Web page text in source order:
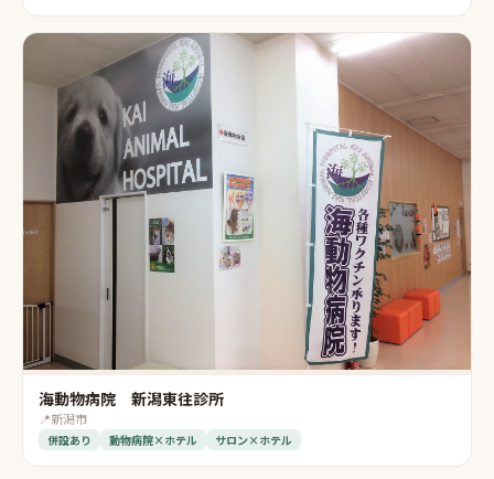
海動物病院 新潟東往診所
📍新潟市
併設あり 動物病院×ホテル サロン×ホテル